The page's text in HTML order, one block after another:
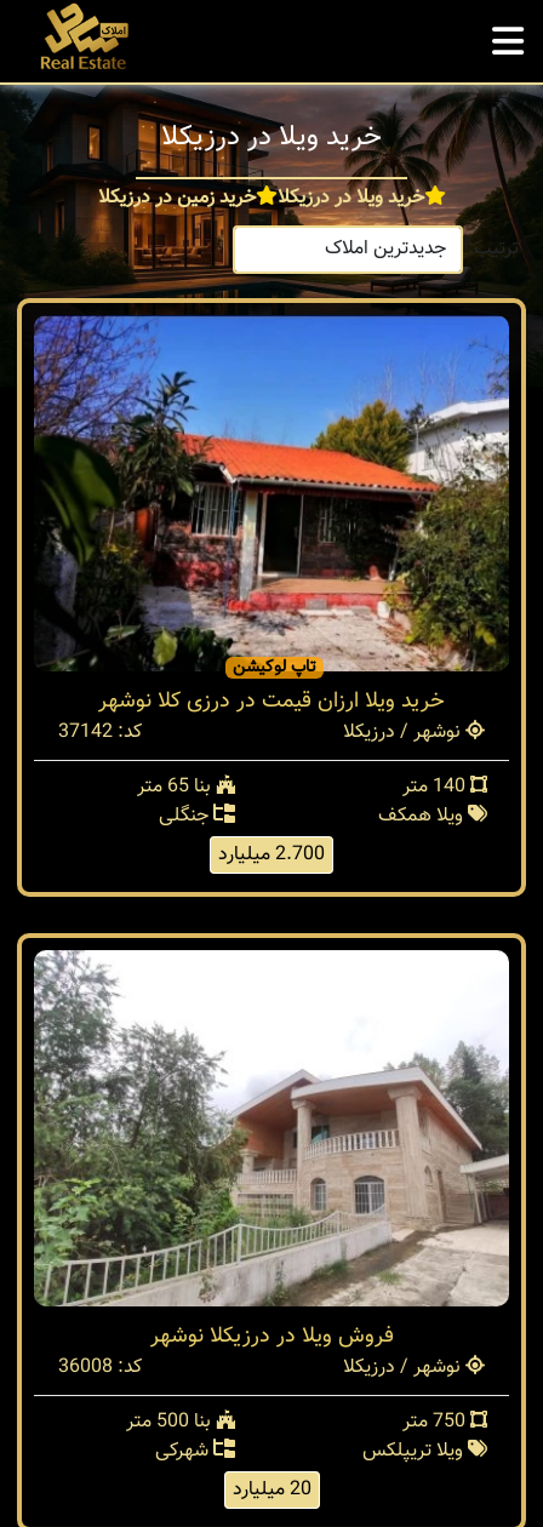
خرید ویلا در درزیکلا
خرید ویلا در درزیکلا
خرید زمین در درزیکلا
ترتیب:
تاپ لوکیشن
خرید ویلا ارزان قیمت در درزی کلا نوشهر
نوشهر / درزیکلا
کد: 37142
بنا 65 متر
ویلا همکف
جنگلی
2.700 میلیارد
فروش ویلا در درزیکلا نوشهر
نوشهر / درزیکلا
کد: 36008
بنا 500 متر
ویلا تریپلکس
شهرکی
20 میلیارد